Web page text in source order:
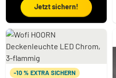
Jetzt sichern!
-10 % EXTRA SICHERN